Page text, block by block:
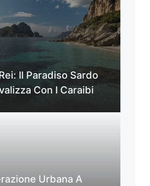
Il Paradiso Sardo
Con I Caraibi
Urbana A